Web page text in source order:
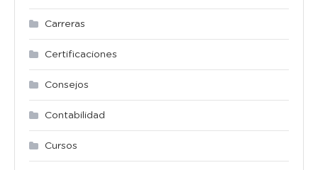
Carreras
Certificaciones
Consejos
Contabilidad
Cursos